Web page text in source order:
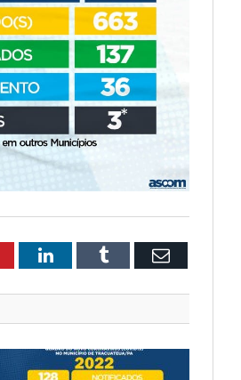
LinkedInTumblr Email